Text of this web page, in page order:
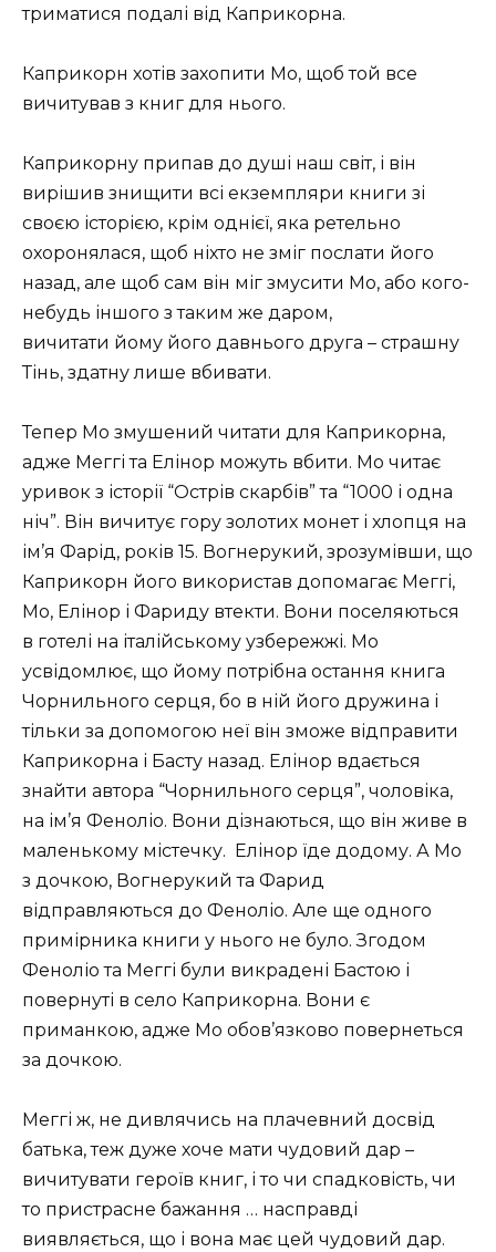
триматися подалі від Каприкорна.
Каприкорн хотів захопити Мо, щоб той все
вичитував з книг для нього.
Каприкорну припав до душі наш світ, і він
вирішив знищити всі екземпляри книги зі
своєю історією, крім однієї, яка ретельно
охоронялася, щоб ніхто не зміг послати його
назад, але щоб сам він міг змусити Мо, або кого-
небудь іншого з таким же даром,
вичитати йому його давнього друга – страшну
Тінь, здатну лише вбивати.
Тепер Мо змушений читати для Каприкорна,
адже Меггі та Елінор можуть вбити. Мо читає
уривок з історії “Острів скарбів” та “1000 і одна
ніч”. Він вичитує гору золотих монет і хлопця на
ім’я Фарід, років 15. Вогнерукий, зрозумівши, що
Каприкорн його використав допомагає Меггі,
Мо, Елінор і Фариду втекти. Вони поселяються
в готелі на італійському узбережжі. Мо
усвідомлює, що йому потрібна остання книга
Чорнильного серця, бо в ній його дружина і
тільки за допомогою неї він зможе відправити
Каприкорна і Басту назад. Елінор вдається
знайти автора “Чорнильного серця”, чоловіка,
на ім’я Феноліо. Вони дізнаються, що він живе в
маленькому містечку. Елінор їде додому. А Мо
з дочкою, Вогнерукий та Фарид
відправляються до Феноліо. Але ще одного
примірника книги у нього не було. Згодом
Феноліо та Меггі були викрадені Бастою і
повернуті в село Каприкорна. Вони є
приманкою, адже Мо обов’язково повернеться
за дочкою.
Меггі ж, не дивлячись на плачевний досвід
батька, теж дуже хоче мати чудовий дар –
вичитувати героїв книг, і то чи спадковість, чи
то пристрасне бажання … насправді
виявляється, що і вона має цей чудовий дар.